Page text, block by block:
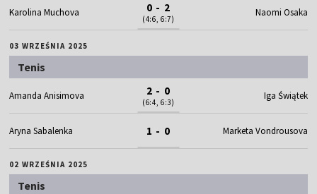
Karolina Muchova 0 - 2
(4:6, 6:7)
Naomi Osaka
03 WRZEŚNIA 2025
Tenis
Amanda Anisimova 2 - 0
(6:4, 6:3)
Iga Świątek
Aryna Sabalenka 1 - 0 Marketa Vondrousova
02 WRZEŚNIA 2025
Tenis